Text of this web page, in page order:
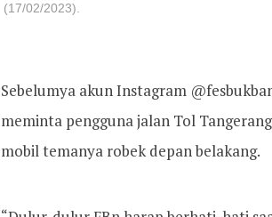
(17/02/2023).
Sebelumya akun Instagram
meminta pengguna jalan Tol
mobil temanya robek depan belakang.